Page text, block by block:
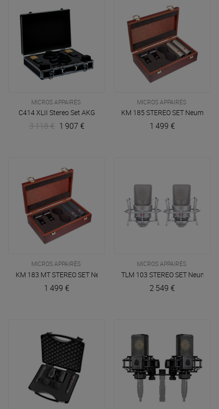
MICROS APPAIRÉS
C414 XLII Stereo Set AKG
3 118 € 1 907 €
MICROS APPAIRÉS
KM 185 STEREO SET Neumann
1 499 €
MICROS APPAIRÉS
KM 183 MT STEREO SET Neumann
1 499 €
MICROS APPAIRÉS
TLM 103 STEREO SET Neumann
2 549 €